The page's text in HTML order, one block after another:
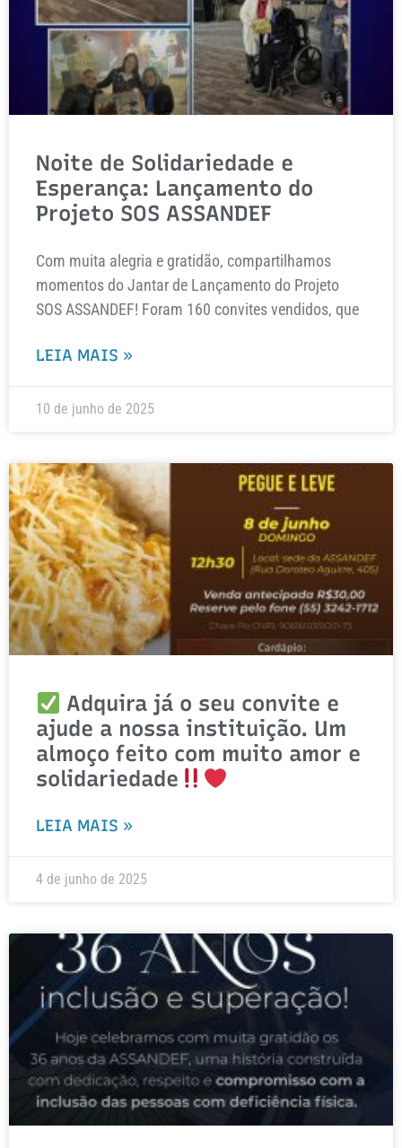
Noite de Solidariedade e
Esperança: Lançamento do
Projeto SOS ASSANDEF
Com muita alegria e gratidão, compartilhamos
momentos do Jantar de Lançamento do Projeto
SOS ASSANDEF! Foram 160 convites vendidos, que
LEIA MAIS »
10 de junho de 2025
Adquira já o seu convite e
ajude a nossa instituição. Um
almoço feito com muito amor e
solidariedade
LEIA MAIS »
4 de junho de 2025